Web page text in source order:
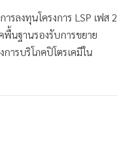
รลงทุนโครงการ LSP เฟส 2
นฐานรองรับการขยาย
ารบริโภคปิโตรเคมีใน